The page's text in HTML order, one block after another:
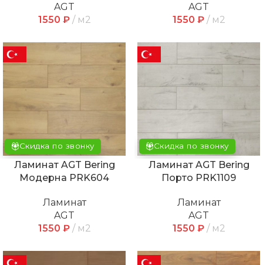
AGT
1550 ₽ м2
AGT
1550 ₽ м2
Скидка по звонку
Ламинат AGT Bering
Модерна PRK604
Ламинат
AGT
1550 ₽ м2
Скидка по звонку
Ламинат AGT Bering
Порто PRK1109
Ламинат
AGT
1550 ₽ м2